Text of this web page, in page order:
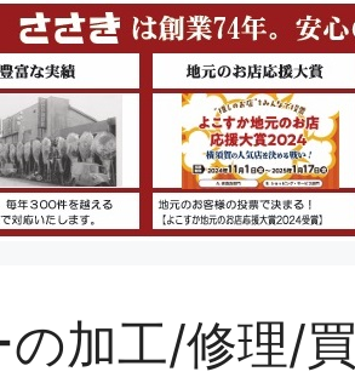
加工/修理/